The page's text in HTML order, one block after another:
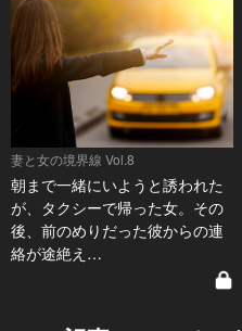
妻と女の境界線 Vol.8
朝まで一緒にいようと誘われた
が、タクシーで帰った女。その
後、前のめりだった彼からの連
絡が途絶え…